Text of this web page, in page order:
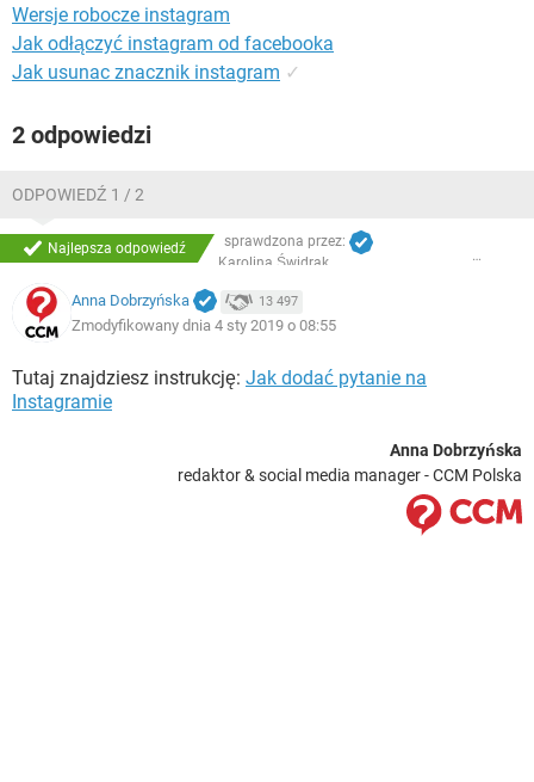
Wersje robocze instagram
Jak odłączyć instagram od facebooka
Jak usunac znacznik instagram ✓
2 odpowiedzi
ODPOWIEDŹ 1 / 2
Najlepsza odpowiedź
sprawdzona przez:
Karolina Świdrak
Anna Dobrzyńska 13 497
Zmodyfikowany dnia 4 sty 2019 o 08:55
Tutaj znajdziesz instrukcję: Jak dodać pytanie na
Instagramie
Anna Dobrzyńska
redaktor & social media manager - CCM Polska